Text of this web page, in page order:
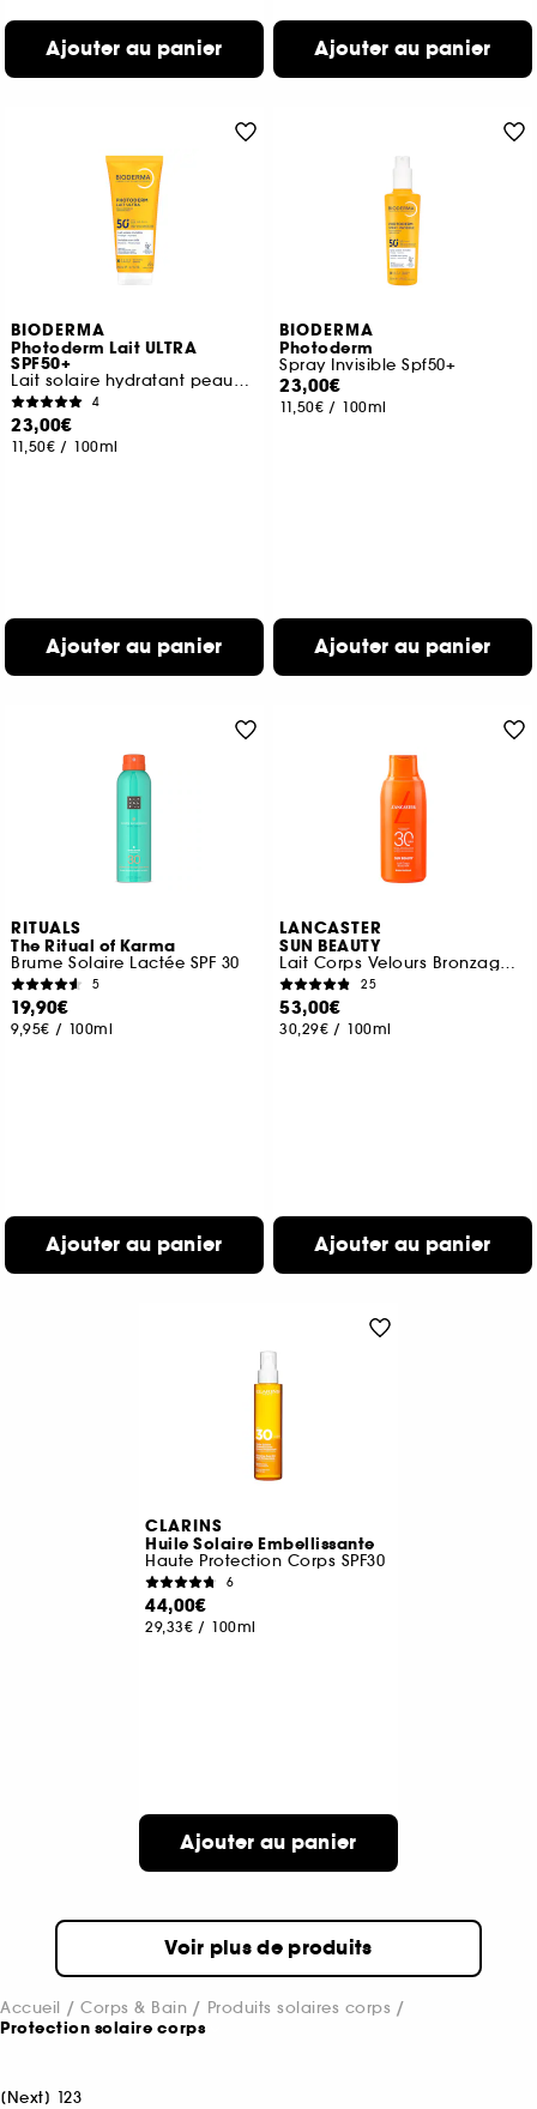
Ajouter au panier Ajouter au panier
BIODERMA
Photoderm Lait ULTRA
SPF50+
Lait solaire hydratant peaux sensibles
4
23,00€
11,50€ / 100ml
Ajouter au panier
BIODERMA
Photoderm
Spray Invisible Spf50+
23,00€
11,50€ / 100ml
Ajouter au panier
RITUALS
The Ritual of Karma
Brume Solaire Lactée SPF 30
5
19,90€
9,95€ / 100ml
Ajouter au panier
LANCASTER
SUN BEAUTY
Lait Corps Velours Bronzage Sublime SPF 30
25
53,00€
30,29€ / 100ml
Ajouter au panier
CLARINS
Huile Solaire Embellissante
Haute Protection Corps SPF30
6
44,00€
29,33€ / 100ml
Ajouter au panier
Voir plus de produits
Accueil Corps & Bain Produits solaires corps
Protection solaire corps
[Next] 123